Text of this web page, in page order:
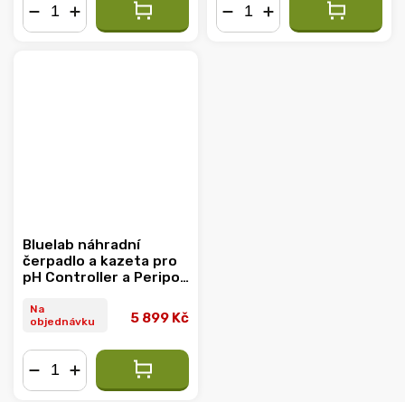
Bluelab náhradní
čerpadlo a kazeta pro
pH Controller a Peripod
Na
objednávku
5 899 Kč